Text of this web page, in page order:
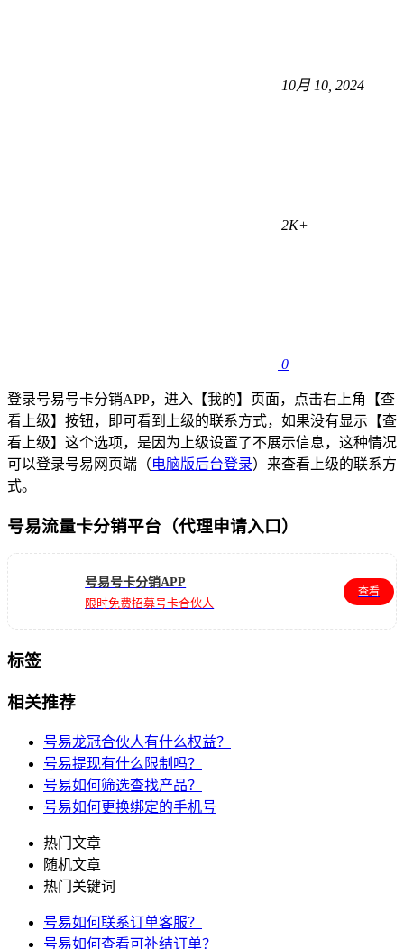
10月 10, 2024
2K+
0
登录号易号卡分销APP，进入【我的】页面，点击右上角【查
看上级】按钮，即可看到上级的联系方式，如果没有显示【查
看上级】这个选项，是因为上级设置了不展示信息，这种情况
可以登录号易网页端（电脑版后台登录）来查看上级的联系方
式。
号易流量卡分销平台（代理申请入口）
号易号卡分销APP
限时免费招募号卡合伙人
查看
标签
相关推荐
号易龙冠合伙人有什么权益？
号易提现有什么限制吗？
号易如何筛选查找产品？
号易如何更换绑定的手机号
热门文章
随机文章
热门关键词
号易如何联系订单客服？
号易如何查看可补结订单？